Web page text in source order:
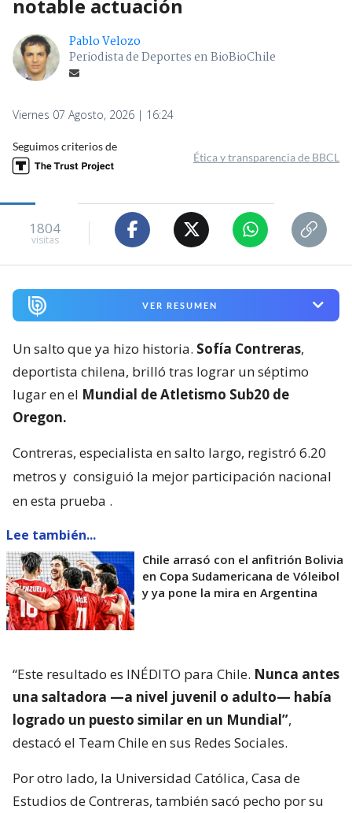
notable actuación
Pablo Velozo
Periodista de Deportes en BioBioChile
Viernes 07 Agosto, 2026 | 16:24
Seguimos criterios de
Ética y transparencia de BBCL
1804
visitas
VER RESUMEN
Un salto que ya hizo historia. Sofía Contreras,
deportista chilena, brilló tras lograr un séptimo
lugar en el Mundial de Atletismo Sub20 de
Oregon.
Contreras, especialista en salto largo, registró 6.20
metros y consiguió la mejor participación nacional
en esta prueba .
Lee también...
Chile arrasó con el anfitrión Bolivia
en Copa Sudamericana de Vóleibol
y ya pone la mira en Argentina
“Este resultado es INÉDITO para Chile. Nunca antes
una saltadora —a nivel juvenil o adulto— había
logrado un puesto similar en un Mundial”,
destacó el Team Chile en sus Redes Sociales.
Por otro lado, la Universidad Católica, Casa de
Estudios de Contreras, también sacó pecho por su